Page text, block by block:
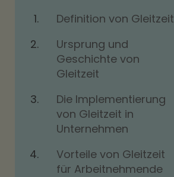
Definition von Gleitzeit
Ursprung und
Geschichte von
Gleitzeit
Die Implementierung
von Gleitzeit in
Unternehmen
Vorteile von Gleitzeit
für Arbeitnehmende